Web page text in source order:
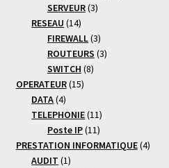
SERVEUR 33
RESEAU 1414
produits
FIREWALL 33
produits
ROUTEURS 33
SWITCH 88
OPERATEUR 1515
DATA 44
produits
TELEPHONIE 1111
produits
Poste IP 1111
produits
PRESTATION INFORMATIQUE 44
AUDIT 11